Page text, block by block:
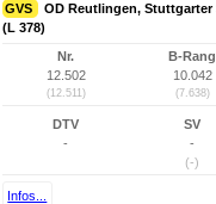
GVS
OD Reutlingen,
(L 378)
Nr.
12.502
(12.511)
B-Rang
10.042
(7.638)
DTV
-
SV
-
(-)
Infos...